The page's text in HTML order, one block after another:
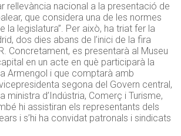
rellevància nacional a la presentació de
que considera una de les normes
la legislatura”. Per això, ha triat fer la
dos dies abans de l’inici de la fira
Concretament, es presentarà al Museu
en un acte en què participarà la
Armengol i que comptarà amb
segona del Govern central,
ministra d’Indústria, Comerç i Turisme,
hi assistiran els representants dels
i s’hi ha convidat patronals i sindicats